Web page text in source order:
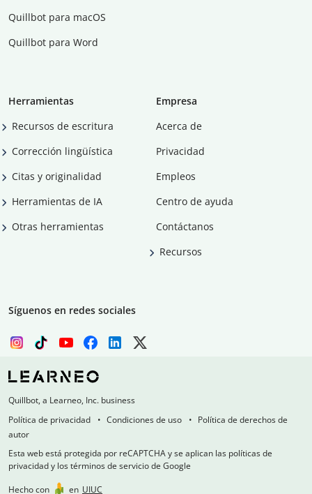
Quillbot para macOS
Quillbot para Word
Herramientas
Recursos de escritura
Corrección lingüística
Citas y originalidad
Herramientas de IA
Otras herramientas
Empresa
Acerca de
Privacidad
Empleos
Centro de ayuda
Contáctanos
Recursos
Síguenos en redes sociales
Quillbot, a Learneo, Inc. business
Política de privacidad
Condiciones de uso
Política de derechos de
autor
Esta web está protegida por reCAPTCHA y se aplican las políticas de
privacidad y los términos de servicio de Google
Hecho con
en UIUC